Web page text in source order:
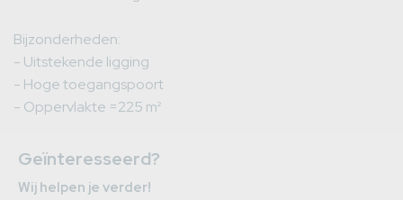
Bijzonderheden:
- Uitstekende ligging
- Hoge toegangspoort
- Oppervlakte =225 m²
Geïnteresseerd?
Wij helpen je verder!